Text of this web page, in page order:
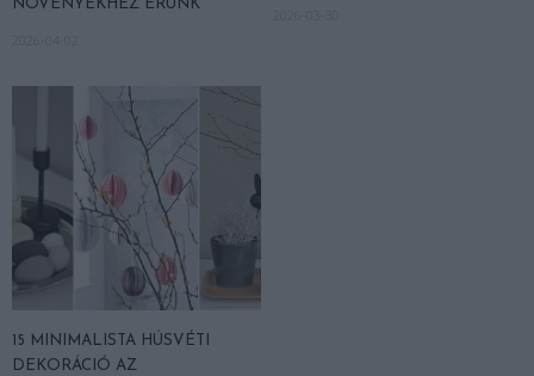
NÖVÉNYEKHEZ ÉRÜNK
15 MINIMALISTA HÚSVÉTI
DEKORÁCIÓ AZ